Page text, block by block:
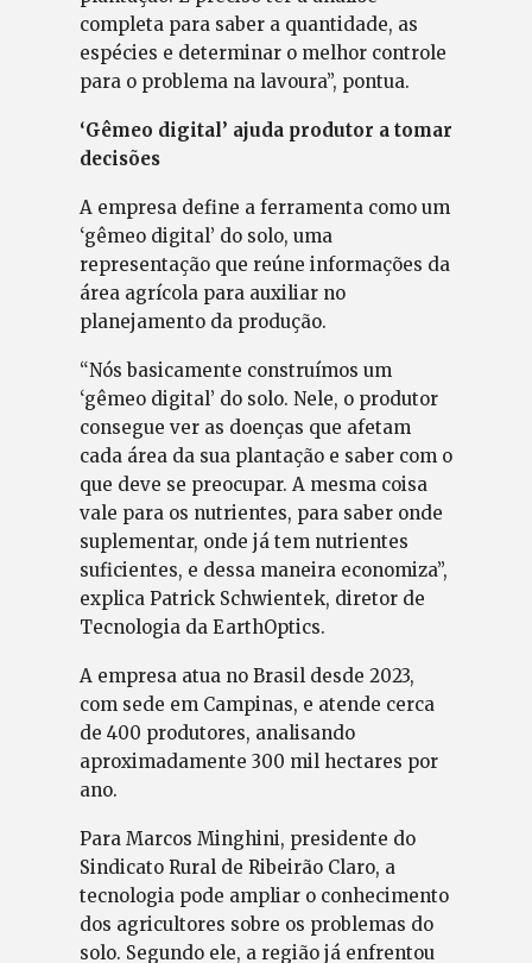
completa para saber a quantidade, as
espécies e determinar o melhor controle
para o problema na lavoura”, pontua.
‘Gêmeo digital’ ajuda produtor a tomar
decisões
A empresa define a ferramenta como um
‘gêmeo digital’ do solo, uma
representação que reúne informações da
área agrícola para auxiliar no
planejamento da produção.
“Nós basicamente construímos um
‘gêmeo digital’ do solo. Nele, o produtor
consegue ver as doenças que afetam
cada área da sua plantação e saber com o
que deve se preocupar. A mesma coisa
vale para os nutrientes, para saber onde
suplementar, onde já tem nutrientes
suficientes, e dessa maneira economiza”,
explica Patrick Schwientek, diretor de
Tecnologia da EarthOptics.
A empresa atua no Brasil desde 2023,
com sede em Campinas, e atende cerca
de 400 produtores, analisando
aproximadamente 300 mil hectares por
ano.
Para Marcos Minghini, presidente do
Sindicato Rural de Ribeirão Claro, a
tecnologia pode ampliar o conhecimento
dos agricultores sobre os problemas do
solo. Segundo ele, a região já enfrentou